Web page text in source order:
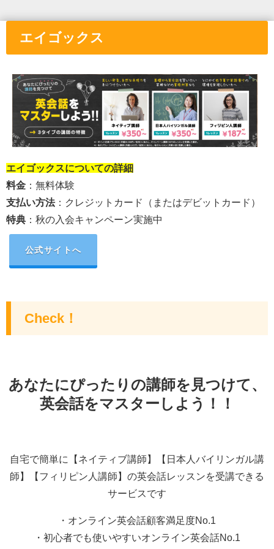
エイゴックス
エイゴックスについての詳細
料金 ：無料体験
支払い方法： クレジットカード（またはデビットカード）
特典 ：秋の入会キャンペーン実施中
公式サイトへ
Check！
あなたにぴったりの講師を見つけて、
英会話をマスターしよう！！
自宅で簡単に【ネイティブ講師】【日本人バイリンガル講
師】【フィリピン人講師】の英会話レッスンを受講できる
サービスです
・オンライン英会話顧客満足度No.1
・初心者でも使いやすいオンライン英会話No.1